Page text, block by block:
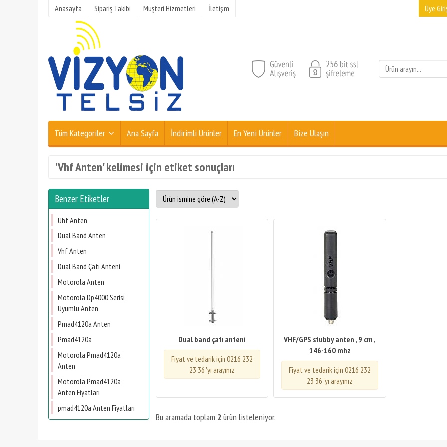
Anasayfa Sipariş Takibi Müşteri Hizmetleri İletişim Üye
Tüm Kategoriler Ana Sayfa İndirimli Ürünler En Yeni Ürünler Bize Ulaşın
'Vhf Anten' kelimesi için etiket sonuçları
Benzer Etiketler
Uhf Anten
Dual Band Anten
Vhf Anten
Dual Band Çatı Anteni
Motorola Anten
Motorola Dp4000 Serisi
Uyumlu Anten
Pmad4120a Anten
Pmad4120a
Motorola Pmad4120a
Anten
Motorola Pmad4120a
Anten Fiyatları
​pmad4120a Anten Fiyatları
Dual band çatı anteni
Fiyat ve tedarik için 0216 232
23 36 'yı arayınız
VHF/GPS stubby anten , 9 cm ,
146-160 mhz
Fiyat ve tedarik için 0216 232
23 36 'yı arayınız
Bu aramada toplam 2 ürün listeleniyor.